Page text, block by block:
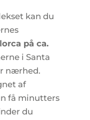
kan du
på ca.
i Santa
nærhed.
af
få minutters
du